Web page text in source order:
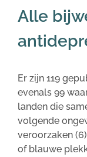
Alle
Er zijn 119
evenals 99
landen die
volgende
veroorzaken
of blauwe